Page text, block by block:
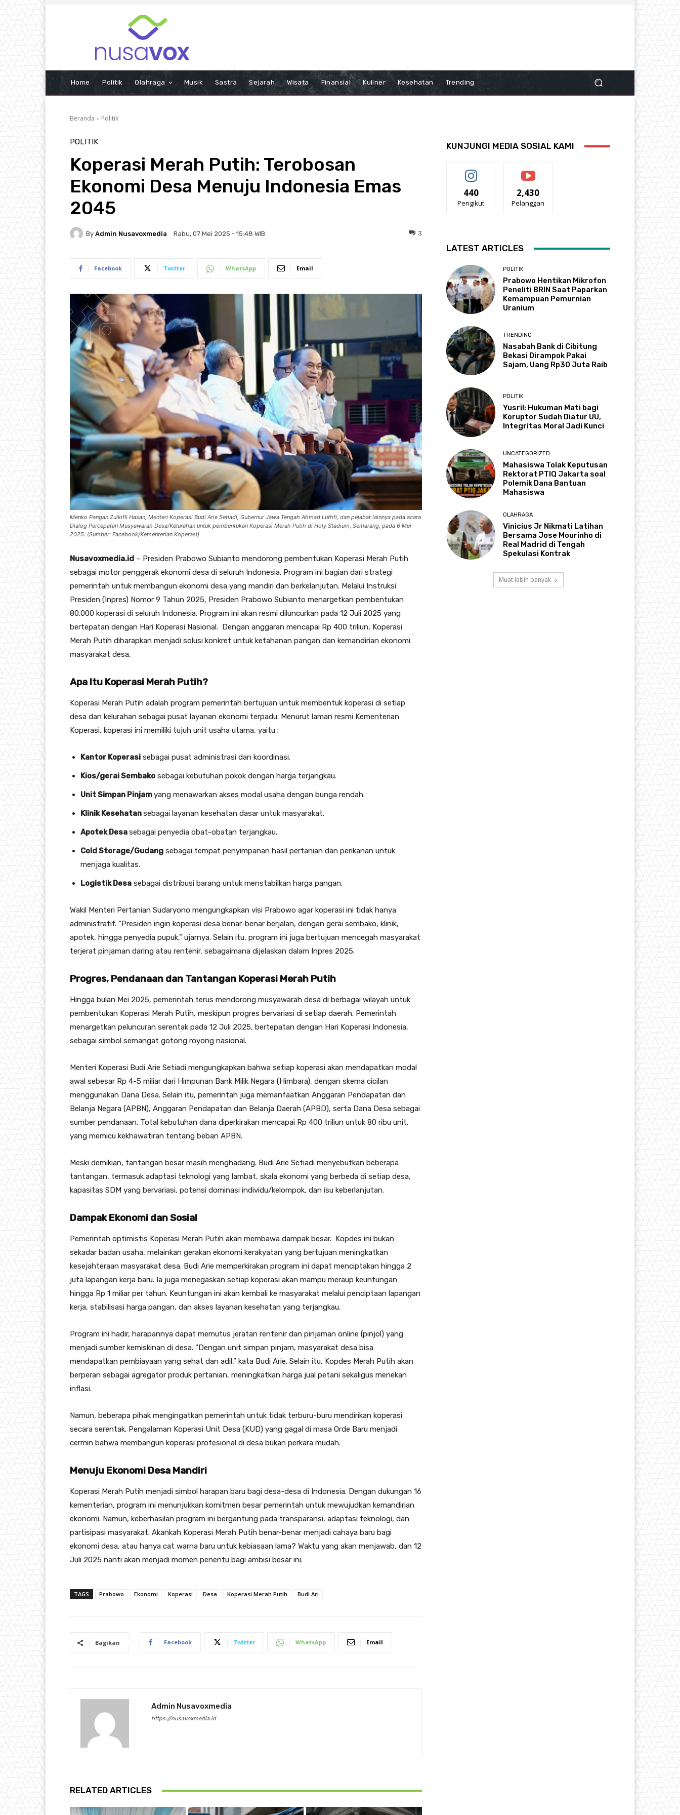
Home Politik Olahraga Musik Sastra Sejarah Wisata Finansial Kuliner Kesehatan Trending
Beranda Politik
POLITIK
Koperasi Merah Putih: Terobosan
Ekonomi Desa Menuju Indonesia Emas
2045
By Admin Nusavoxmedia Rabu, 07 Mei 2025 - 15:48 WIB 3
Facebook Twitter WhatsApp Email
Menko Pangan Zulkifli Hasan, Menteri Koperasi Budi Arie Setiadi, Gubernur Jawa Tengah Ahmad Luthfi, dan pejabat lainnya pada acara
Dialog Percepatan Musyawarah Desa/Kelurahan untuk pembentukan Koperasi Merah Putih di Holy Stadium, Semarang, pada 6 Mei
2025. (Sumber: Facebook/Kementerian Koperasi)
Nusavoxmedia.id – Presiden Prabowo Subianto mendorong pembentukan Koperasi Merah Putih
sebagai motor penggerak ekonomi desa di seluruh Indonesia. Program ini bagian dari strategi
pemerintah untuk membangun ekonomi desa yang mandiri dan berkelanjutan. Melalui Instruksi
Presiden (Inpres) Nomor 9 Tahun 2025, Presiden Prabowo Subianto menargetkan pembentukan
80.000 koperasi di seluruh Indonesia. Program ini akan resmi diluncurkan pada 12 Juli 2025 yang
bertepatan dengan Hari Koperasi Nasional. Dengan anggaran mencapai Rp 400 triliun, Koperasi
Merah Putih diharapkan menjadi solusi konkret untuk ketahanan pangan dan kemandirian ekonomi
masyarakat desa.
Apa Itu Koperasi Merah Putih?
Koperasi Merah Putih adalah program pemerintah bertujuan untuk membentuk koperasi di setiap
desa dan kelurahan sebagai pusat layanan ekonomi terpadu. Menurut laman resmi Kementerian
Koperasi, koperasi ini memiliki tujuh unit usaha utama, yaitu :
Kantor Koperasi sebagai pusat administrasi dan koordinasi.
Kios/gerai Sembako sebagai kebutuhan pokok dengan harga terjangkau.
Unit Simpan Pinjamyang menawarkan akses modal usaha dengan bunga rendah.
Klinik Kesehatansebagai layanan kesehatan dasar untuk masyarakat.
Apotek Desasebagai penyedia obat-obatan terjangkau.
Cold Storage/Gudang sebagai tempat penyimpanan hasil pertanian dan perikanan untuk
menjaga kualitas.
Logistik Desa sebagai distribusi barang untuk menstabilkan harga pangan.
Wakil Menteri Pertanian Sudaryono mengungkapkan visi Prabowo agar koperasi ini tidak hanya
administratif. “Presiden ingin koperasi desa benar-benar berjalan, dengan gerai sembako, klinik,
apotek, hingga penyedia pupuk,” ujarnya. Selain itu, program ini juga bertujuan mencegah masyarakat
terjerat pinjaman daring atau rentenir, sebagaimana dijelaskan dalam Inpres 2025.
Progres, Pendanaan dan Tantangan Koperasi Merah Putih
Hingga bulan Mei 2025, pemerintah terus mendorong musyawarah desa di berbagai wilayah untuk
pembentukan Koperasi Merah Putih, meskipun progres bervariasi di setiap daerah. Pemerintah
menargetkan peluncuran serentak pada 12 Juli 2025, bertepatan dengan Hari Koperasi Indonesia,
sebagai simbol semangat gotong royong nasional.
Menteri Koperasi Budi Arie Setiadi mengungkapkan bahwa setiap koperasi akan mendapatkan modal
awal sebesar Rp 4-5 miliar dari Himpunan Bank Milik Negara (Himbara), dengan skema cicilan
menggunakan Dana Desa. Selain itu, pemerintah juga memanfaatkan Anggaran Pendapatan dan
Belanja Negara (APBN), Anggaran Pendapatan dan Belanja Daerah (APBD), serta Dana Desa sebagai
sumber pendanaan. Total kebutuhan dana diperkirakan mencapai Rp 400 triliun untuk 80 ribu unit,
yang memicu kekhawatiran tentang beban APBN.
Meski demikian, tantangan besar masih menghadang. Budi Arie Setiadi menyebutkan beberapa
tantangan, termasuk adaptasi teknologi yang lambat, skala ekonomi yang berbeda di setiap desa,
kapasitas SDM yang bervariasi, potensi dominasi individu/kelompok, dan isu keberlanjutan.
Dampak Ekonomi dan Sosial
Pemerintah optimistis Koperasi Merah Putih akan membawa dampak besar. Kopdes ini bukan
sekadar badan usaha, melainkan gerakan ekonomi kerakyatan yang bertujuan meningkatkan
kesejahteraan masyarakat desa. Budi Arie memperkirakan program ini dapat menciptakan hingga 2
juta lapangan kerja baru. Ia juga menegaskan setiap koperasi akan mampu meraup keuntungan
hingga Rp 1 miliar per tahun. Keuntungan ini akan kembali ke masyarakat melalui penciptaan lapangan
kerja, stabilisasi harga pangan, dan akses layanan kesehatan yang terjangkau.
Program ini hadir, harapannya dapat memutus jeratan rentenir dan pinjaman online (pinjol) yang
menjadi sumber kemiskinan di desa. “Dengan unit simpan pinjam, masyarakat desa bisa
mendapatkan pembiayaan yang sehat dan adil,” kata Budi Arie. Selain itu, Kopdes Merah Putih akan
berperan sebagai agregator produk pertanian, meningkatkan harga jual petani sekaligus menekan
inflasi.
Namun, beberapa pihak mengingatkan pemerintah untuk tidak terburu-buru mendirikan koperasi
secara serentak. Pengalaman Koperasi Unit Desa (KUD) yang gagal di masa Orde Baru menjadi
cermin bahwa membangun koperasi profesional di desa bukan perkara mudah.
Menuju Ekonomi Desa Mandiri
Koperasi Merah Putih menjadi simbol harapan baru bagi desa-desa di Indonesia. Dengan dukungan 16
kementerian, program ini menunjukkan komitmen besar pemerintah untuk mewujudkan kemandirian
ekonomi. Namun, keberhasilan program ini bergantung pada transparansi, adaptasi teknologi, dan
partisipasi masyarakat. Akankah Koperasi Merah Putih benar-benar menjadi cahaya baru bagi
ekonomi desa, atau hanya cat warna baru untuk kebiasaan lama? Waktu yang akan menjawab, dan 12
Juli 2025 nanti akan menjadi momen penentu bagi ambisi besar ini.
TAGS Prabowo Ekonomi Koperasi Desa Koperasi Merah Putih Budi Ari
Bagikan Facebook Twitter WhatsApp Email
Admin Nusavoxmedia
https://nusavoxmedia.id
RELATED ARTICLES
KUNJUNGI MEDIA SOSIAL KAMI
440
Pengikut
2,430
Pelanggan
LATEST ARTICLES
POLITIK
Prabowo Hentikan Mikrofon
Peneliti BRIN Saat Paparkan
Kemampuan Pemurnian
Uranium
TRENDING
Nasabah Bank di Cibitung
Bekasi Dirampok Pakai
Sajam, Uang Rp30 Juta Raib
POLITIK
Yusril: Hukuman Mati bagi
Koruptor Sudah Diatur UU,
Integritas Moral Jadi Kunci
UNCATEGORIZED
Mahasiswa Tolak Keputusan
Rektorat PTIQ Jakarta soal
Polemik Dana Bantuan
Mahasiswa
OLAHRAGA
Vinicius Jr Nikmati Latihan
Bersama Jose Mourinho di
Real Madrid di Tengah
Spekulasi Kontrak
Muat lebih banyak